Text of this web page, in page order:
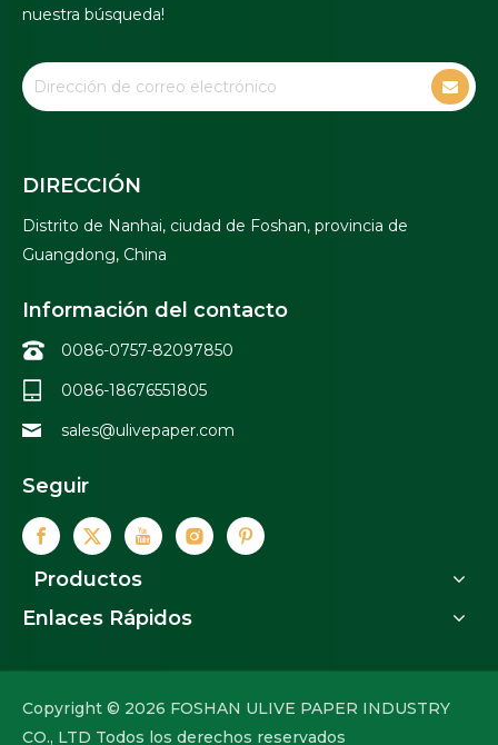
nuestra búsqueda!
DIRECCIÓN
Distrito de Nanhai, ciudad de Foshan, provincia de
Guangdong, China
Información del contacto
0086-0757-82097850
0086-18676551805
sales@ulivepaper.com
Seguir
Productos
Enlaces Rápidos
Copyright © 2026 FOSHAN ULIVE PAPER INDUSTRY
CO., LTD Todos los derechos reservados